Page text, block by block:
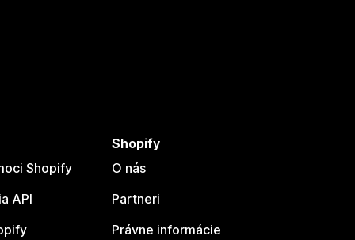
Shopify
API
Shopify
O nás
Partneri
Právne informácie